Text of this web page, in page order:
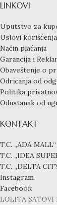
LINKOVI
Uputstvo za
Uslovi korišćenja
Način plaćanja
Garancija i
Obaveštenje o
Odricanja od
Politika
Odustanak od
KONTAKT
T.C. „ADA
T.C. „IDEA
T.C. „DELTA
Instagram
Facebook
LOLITA SATOVI